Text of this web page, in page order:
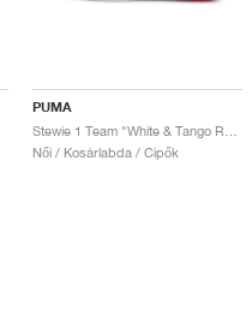
PUMA
Női / Kosárlabda / Cipők